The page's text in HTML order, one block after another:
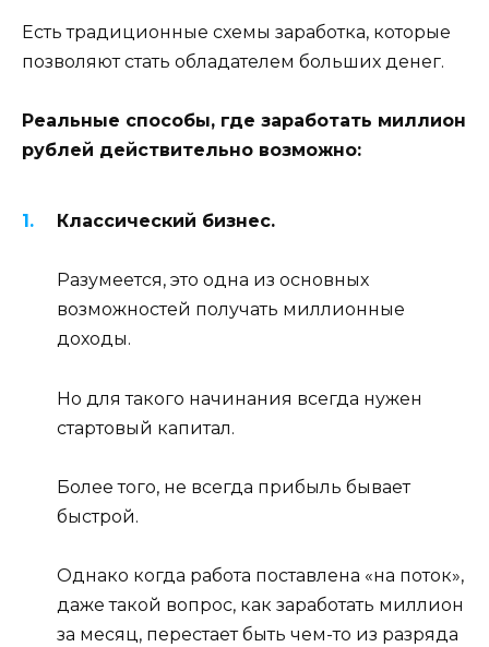
Есть традиционные схемы заработка, которые
позволяют стать обладателем больших денег.
Реальные способы, где заработать миллион
рублей действительно возможно:
Классический бизнес.
Разумеется, это одна из основных
возможностей получать миллионные
доходы.
Но для такого начинания всегда нужен
стартовый капитал.
Более того, не всегда прибыль бывает
быстрой.
Однако когда работа поставлена «на поток»,
даже такой вопрос, как заработать миллион
за месяц, перестает быть чем-то из разряда